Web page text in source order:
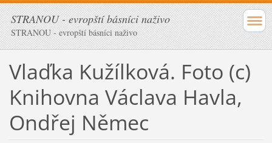
STRANOU - evropští básníci naživo
STRANOU - evropští básníci naživo
Vlaďka Kužílková. Foto (c)
Knihovna Václava Havla,
Ondřej Němec